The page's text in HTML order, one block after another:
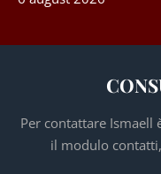
Per contattare Ismaell
il modulo